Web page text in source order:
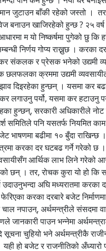
जुटाउन बाँकी रहेको जस्तो ।
बनाउन खाजिरहेको हुन्छ ? २५ वर्ष
म यो निष्कर्षमा पुगेको छु कि
निर्णय गोप्य राख्नुछ । करका
संकलक र प्रेसक भनेको उद्यमी
छलफलका क्रममा उद्यमी
दिइरहेका हुन्छन् । यसमा कर
लगाउनु पर्यो, यसमा कर हटाउनु
हुन्छन्, सरकारी अधिकारीले नोट
समितिले पनि यसतर्फ नियमित
भाषणमा बढीमा १० बुँदा राखिन्छ
करका दर घटबढ गर्ने गरेको छ
आर्थिक लाभ लिने गरेको
छन् । तर, रोचक कुरा यो हो कि
अघि मध्यरातमा करका
करका दरबारे बजेट
नपाउन्, अर्थमन्त्रीले संसदमा
जानकारी पाउन भन्नेमा
चुहियो भने अर्थमन्त्रीकै
हो बजेट र राजनीतिको अँध्यारो